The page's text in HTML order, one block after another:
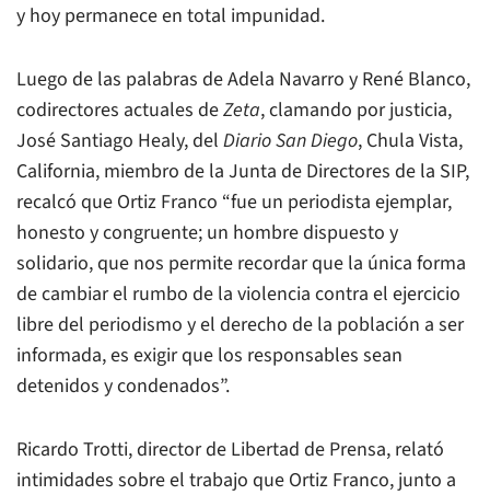
y hoy permanece en total impunidad.
Luego de las palabras de Adela Navarro y René Blanco,
codirectores actuales deZeta, clamando por justicia,
José Santiago Healy, del Diario San Diego, Chula Vista,
California, miembro de la Junta de Directores de la SIP,
recalcó que Ortiz Franco “fue un periodista ejemplar,
honesto y congruente; un hombre dispuesto y
solidario, que nos permite recordar que la única forma
de cambiar el rumbo de la violencia contra el ejercicio
libre del periodismo y el derecho de la población a ser
informada, es exigir que los responsables sean
detenidos y condenados”.
Ricardo Trotti, director de Libertad de Prensa, relató
intimidades sobre el trabajo que Ortiz Franco, junto a